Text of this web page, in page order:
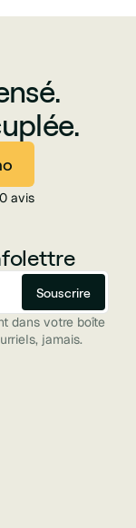
avis
dans votre boîte
jamais.